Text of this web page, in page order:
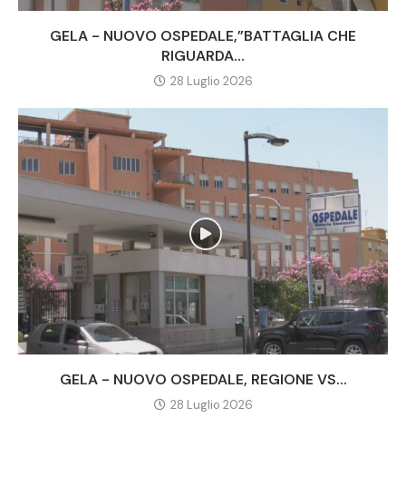
GELA - NUOVO OSPEDALE,”BATTAGLIA CHE
RIGUARDA...
28 Luglio 2026
GELA - NUOVO OSPEDALE, REGIONE VS...
28 Luglio 2026